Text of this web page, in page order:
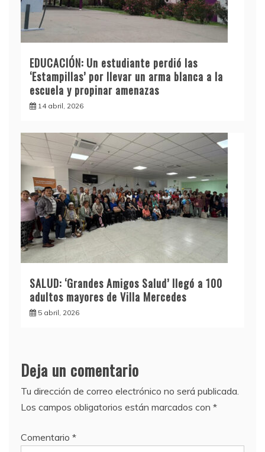
EDUCACIÓN: Un estudiante perdió las
‘Estampillas’ por llevar un arma blanca a la
escuela y propinar amenazas
14 abril, 2026
SALUD: ‘Grandes Amigos Salud’ llegó a 100
adultos mayores de Villa Mercedes
5 abril, 2026
Deja un comentario
Tu dirección de correo electrónico no será publicada.
Los campos obligatorios están marcados con *
Comentario *